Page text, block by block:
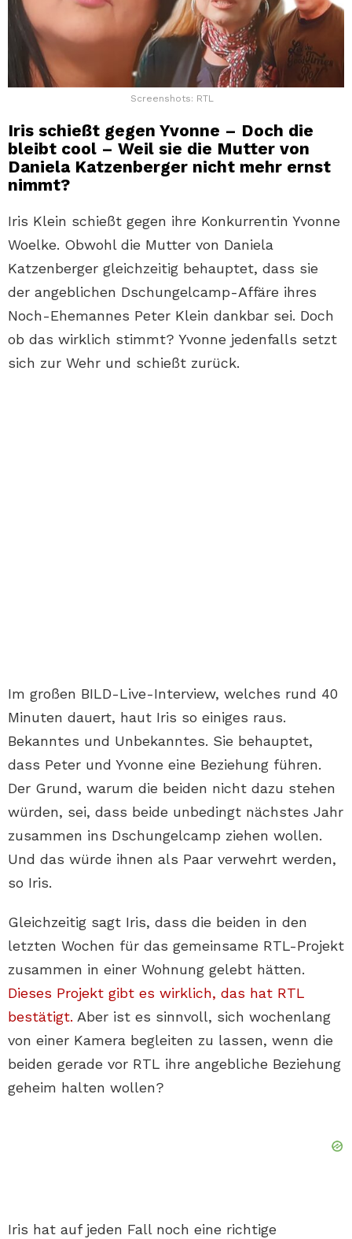
Screenshots: RTL
Iris schießt gegen Yvonne – Doch die
bleibt cool – Weil sie die Mutter von
Daniela Katzenberger nicht mehr ernst
nimmt?
Iris Klein schießt gegen ihre Konkurrentin Yvonne
Woelke. Obwohl die Mutter von Daniela
Katzenberger gleichzeitig behauptet, dass sie
der angeblichen Dschungelcamp-Affäre ihres
Noch-Ehemannes Peter Klein dankbar sei. Doch
ob das wirklich stimmt? Yvonne jedenfalls setzt
sich zur Wehr und schießt zurück.
Im großen BILD-Live-Interview, welches rund 40
Minuten dauert, haut Iris so einiges raus.
Bekanntes und Unbekanntes. Sie behauptet,
dass Peter und Yvonne eine Beziehung führen.
Der Grund, warum die beiden nicht dazu stehen
würden, sei, dass beide unbedingt nächstes Jahr
zusammen ins Dschungelcamp ziehen wollen.
Und das würde ihnen als Paar verwehrt werden,
so Iris.
Gleichzeitig sagt Iris, dass die beiden in den
letzten Wochen für das gemeinsame RTL-Projekt
zusammen in einer Wohnung gelebt hätten.
Dieses Projekt gibt es wirklich, das hat RTL
bestätigt. Aber ist es sinnvoll, sich wochenlang
von einer Kamera begleiten zu lassen, wenn die
beiden gerade vor RTL ihre angebliche Beziehung
geheim halten wollen?
Iris hat auf jeden Fall noch eine richtige